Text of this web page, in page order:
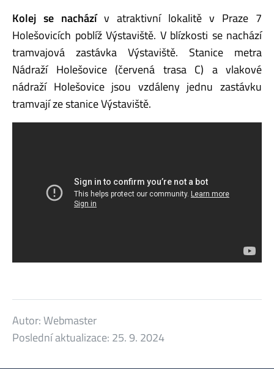
Kolej se nacházív atraktivní lokalitě v Praze 7
Holešovicích poblíž Výstaviště. V blízkosti se nachází
tramvajová zastávka Výstaviště. Stanice metra
Nádraží Holešovice (červená trasa C) a vlakové
nádraží Holešovice jsou vzdáleny jednu zastávku
tramvají ze stanice Výstaviště.
Autor:Webmaster
Poslední aktualizace: 25. 9. 2024